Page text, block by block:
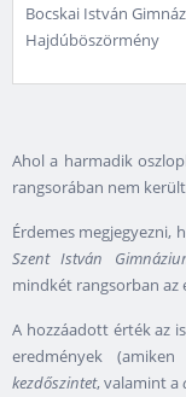
Bocskai István
Hajdúböszörmény
Ahol a harmadik
rangsorában nem
Érdemes megjegyezni,
Szent István
mindkét rangsorban az
A hozzáadott érték az
eredmények
kezdőszintet, valamint a